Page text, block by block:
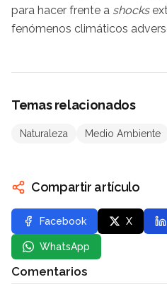
para hacer frente a shocks
fenómenos climáticos
Temas relacionados
Naturaleza Medio Ambiente
Compartir artículo
Facebook X
WhatsApp
Comentarios